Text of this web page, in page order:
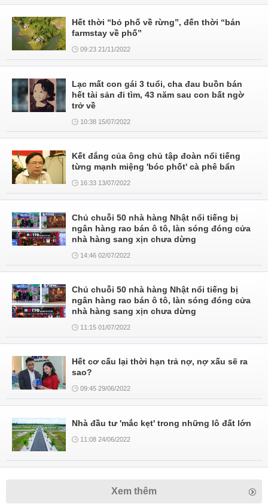
Hết thời “bỏ phố về rừng”, đến thời “bán
farmstay về phố”
09:23 21/11/2022
Lạc mất con gái 3 tuổi, cha đau buồn bán
hết tài sản đi tìm, 43 năm sau con bất ngờ
trở về
10:38 15/07/2022
Kết đắng của ông chủ tập đoàn nổi tiếng
từng mạnh miệng 'bóc phốt' cà phê bẩn
16:33 13/07/2022
Chủ chuỗi 50 nhà hàng Nhật nổi tiếng bị
ngân hàng rao bán ô tô, làn sóng đóng cửa
nhà hàng sang xịn chưa dừng
14:46 02/07/2022
Chủ chuỗi 50 nhà hàng Nhật nổi tiếng bị
ngân hàng rao bán ô tô, làn sóng đóng cửa
nhà hàng sang xịn chưa dừng
11:15 01/07/2022
Hết cơ cấu lại thời hạn trả nợ, nợ xấu sẽ ra
sao?
09:45 29/06/2022
Nhà đầu tư 'mắc kẹt' trong những lô đất lớn
11:08 24/06/2022
Xem thêm